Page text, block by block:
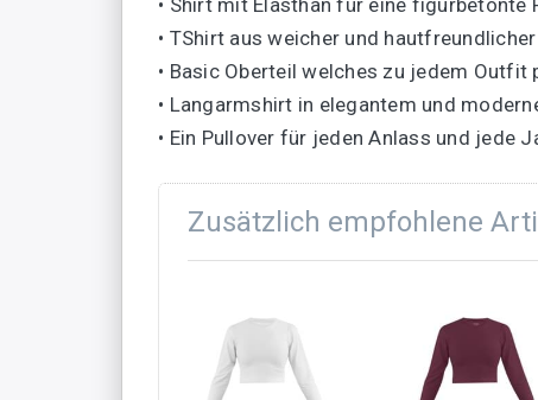
• Shirt mit Elasthan für eine figurbetonte
• TShirt aus weicher und
• Basic Oberteil welches zu jedem Outfit
• Langarmshirt in elegantem und
• Ein Pullover für jeden Anlass und jede
Zusätzlich empfohlene